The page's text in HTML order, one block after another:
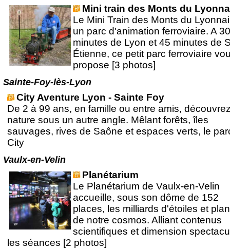
Mini train des Monts du
Le Mini Train des Monts du
un parc d'animation ferroviaire. A 30
minutes de Lyon et 45 minutes de
Étienne, ce petit parc ferroviaire
propose [3 photos]
Sainte-Foy-lès-Lyon
City Aventure Lyon - Sainte Foy
De 2 à 99 ans, en famille ou entre amis,
nature sous un autre angle. Mêlant forêts, îles
sauvages, rives de Saône et espaces verts, le
City
Vaulx-en-Velin
Planétarium
Le Planétarium de Vaulx-en-Velin
accueille, sous son dôme de 152
places, les milliards d'étoiles et
de notre cosmos. Alliant contenus
scientifiques et dimension
les séances [2 photos]